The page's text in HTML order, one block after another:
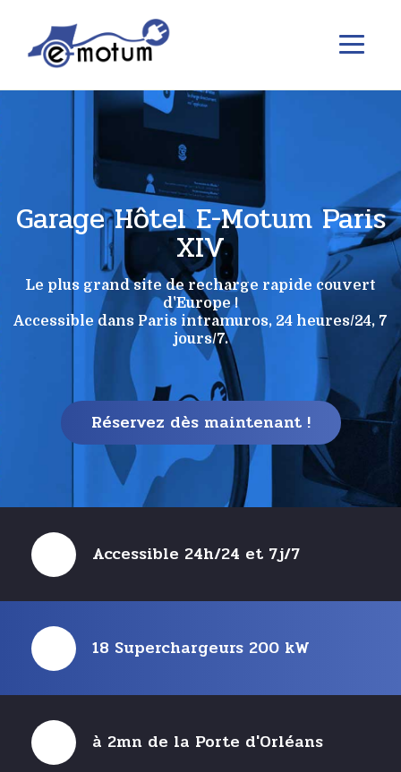
Garage Hôtel E-Motum Paris
XIV
Le plus grand site de recharge rapide couvert
d'Europe !
Accessible dans Paris intramuros, 24 heures/24, 7
jours/7.
Réservez dès maintenant !
service premium pour
Retrouvez-le chargé et préparé dans notre parking
Accessible 24h/24 et 7j/7
18 Superchargeurs 200 kW
à 2mn de la Porte d'Orléans